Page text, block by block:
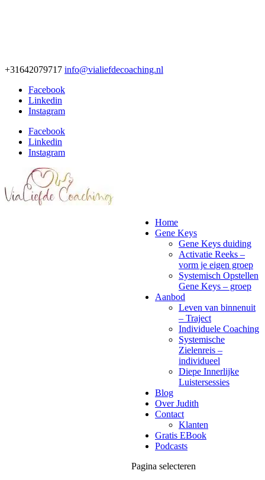
+31642079717 info@vialiefdecoaching.nl
Facebook
Linkedin
Instagram
Facebook
Linkedin
Instagram
Home
Gene Keys
Gene Keys duiding
Activatie Reeks –
vorm je eigen groep
Systemisch Opstellen
Gene Keys – groep
Aanbod
Leven van binnenuit
– Traject
Individuele Coaching
Systemische
Zielenreis –
individueel
Diepe Innerlijke
Luistersessies
Blog
Over Judith
Contact
Klanten
Gratis EBook
Podcasts
Pagina selecteren